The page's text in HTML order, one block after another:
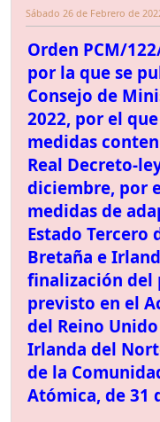
Sábado 26 de Febrero de
Orden PCM/
por la que se
Consejo de
2022, por el
medidas
Real Decreto-
diciembre, por
medidas de
Estado Tercero
Bretaña e
finalización
previsto en el
del Reino
Irlanda del
de la
Atómica, de 31